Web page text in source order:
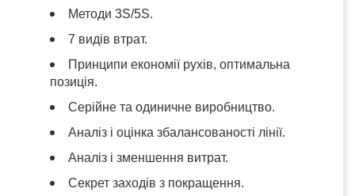
Методи 3S/5S.
7 видів втрат.
Принципи економії рухів, оптимальна
позиція.
Cерійне та одиничне виробництво.
Аналіз і оцінка збалансованості лінії.
Аналіз і зменшення витрат.
Секрет заходів з покращення.